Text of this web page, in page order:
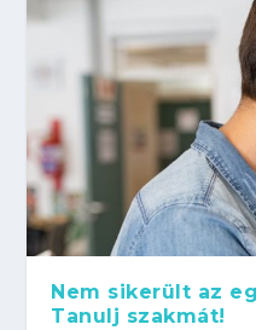
Nem sikerült az
Tanulj szakmát!